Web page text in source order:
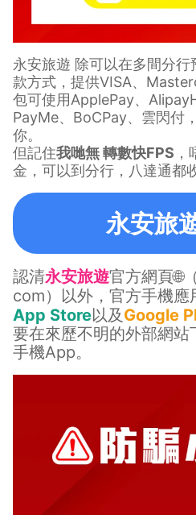
永安旅遊 除可以在多間分
款方式，提供VISA、
包可使用ApplePay、
PayMe、BoCPay、雲閃付
你。
但記住我哋無 轉數快FPS
金，可以到分行，八達通都
永安旅
認清永安旅遊官方網頁🌐（
com）以外，官方手機應
App Store以及 Google
要在來歷不明的外部網站
手機App。